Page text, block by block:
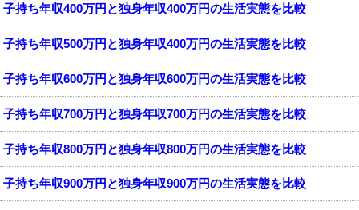
子持ち年収400万円と独身年収400万円の生活実態を比較
子持ち年収500万円と独身年収400万円の生活実態を比較
子持ち年収600万円と独身年収600万円の生活実態を比較
子持ち年収700万円と独身年収700万円の生活実態を比較
子持ち年収800万円と独身年収800万円の生活実態を比較
子持ち年収900万円と独身年収900万円の生活実態を比較